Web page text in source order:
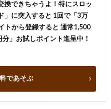
換できちゃうよ！特にスロッ
」に突入すると 1回で「3万
トから登録すると 通常1,500
」お試しポイント進呈中！
であそぶ